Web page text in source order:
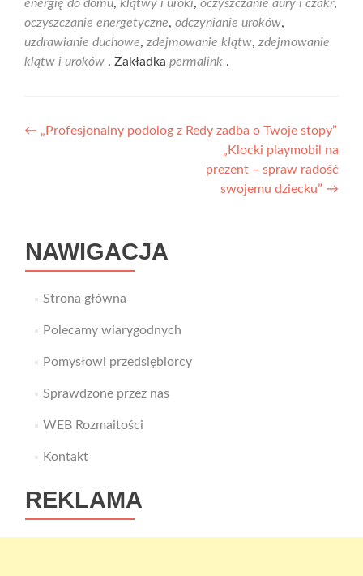
energię do domu, klątwy i uroki, oczyszczanie aury i czakr,
oczyszczanie energetyczne, odczynianie uroków,
uzdrawianie duchowe, zdejmowanie klątw, zdejmowanie
klątw i uroków . Zakładka permalink .
Nawigacja
← „Profesjonalny podolog z Redy zadba o Twoje stopy”
„Klocki playmobil na
prezent – spraw radość
swojemu dziecku” →
NAWIGACJA
Strona główna
Polecamy wiarygodnych
Pomysłowi przedsiębiorcy
Sprawdzone przez nas
WEB Rozmaitości
Kontakt
REKLAMA